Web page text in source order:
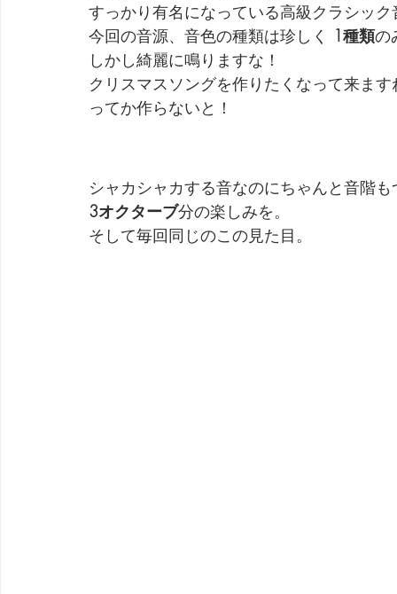
すっかり有名になっている高級クラシッ
今回の音源、音色の種類は珍しく
1種類の
しかし綺麗に鳴りますな！
クリスマスソングを作りたくなって来ます
ってか作らないと！
シャカシャカする音なのにちゃんと音階
3オクターブ分の楽しみを。
そして毎回同じのこの見た目。